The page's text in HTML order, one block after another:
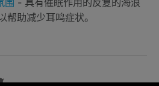
帮助减少耳鸣症状。